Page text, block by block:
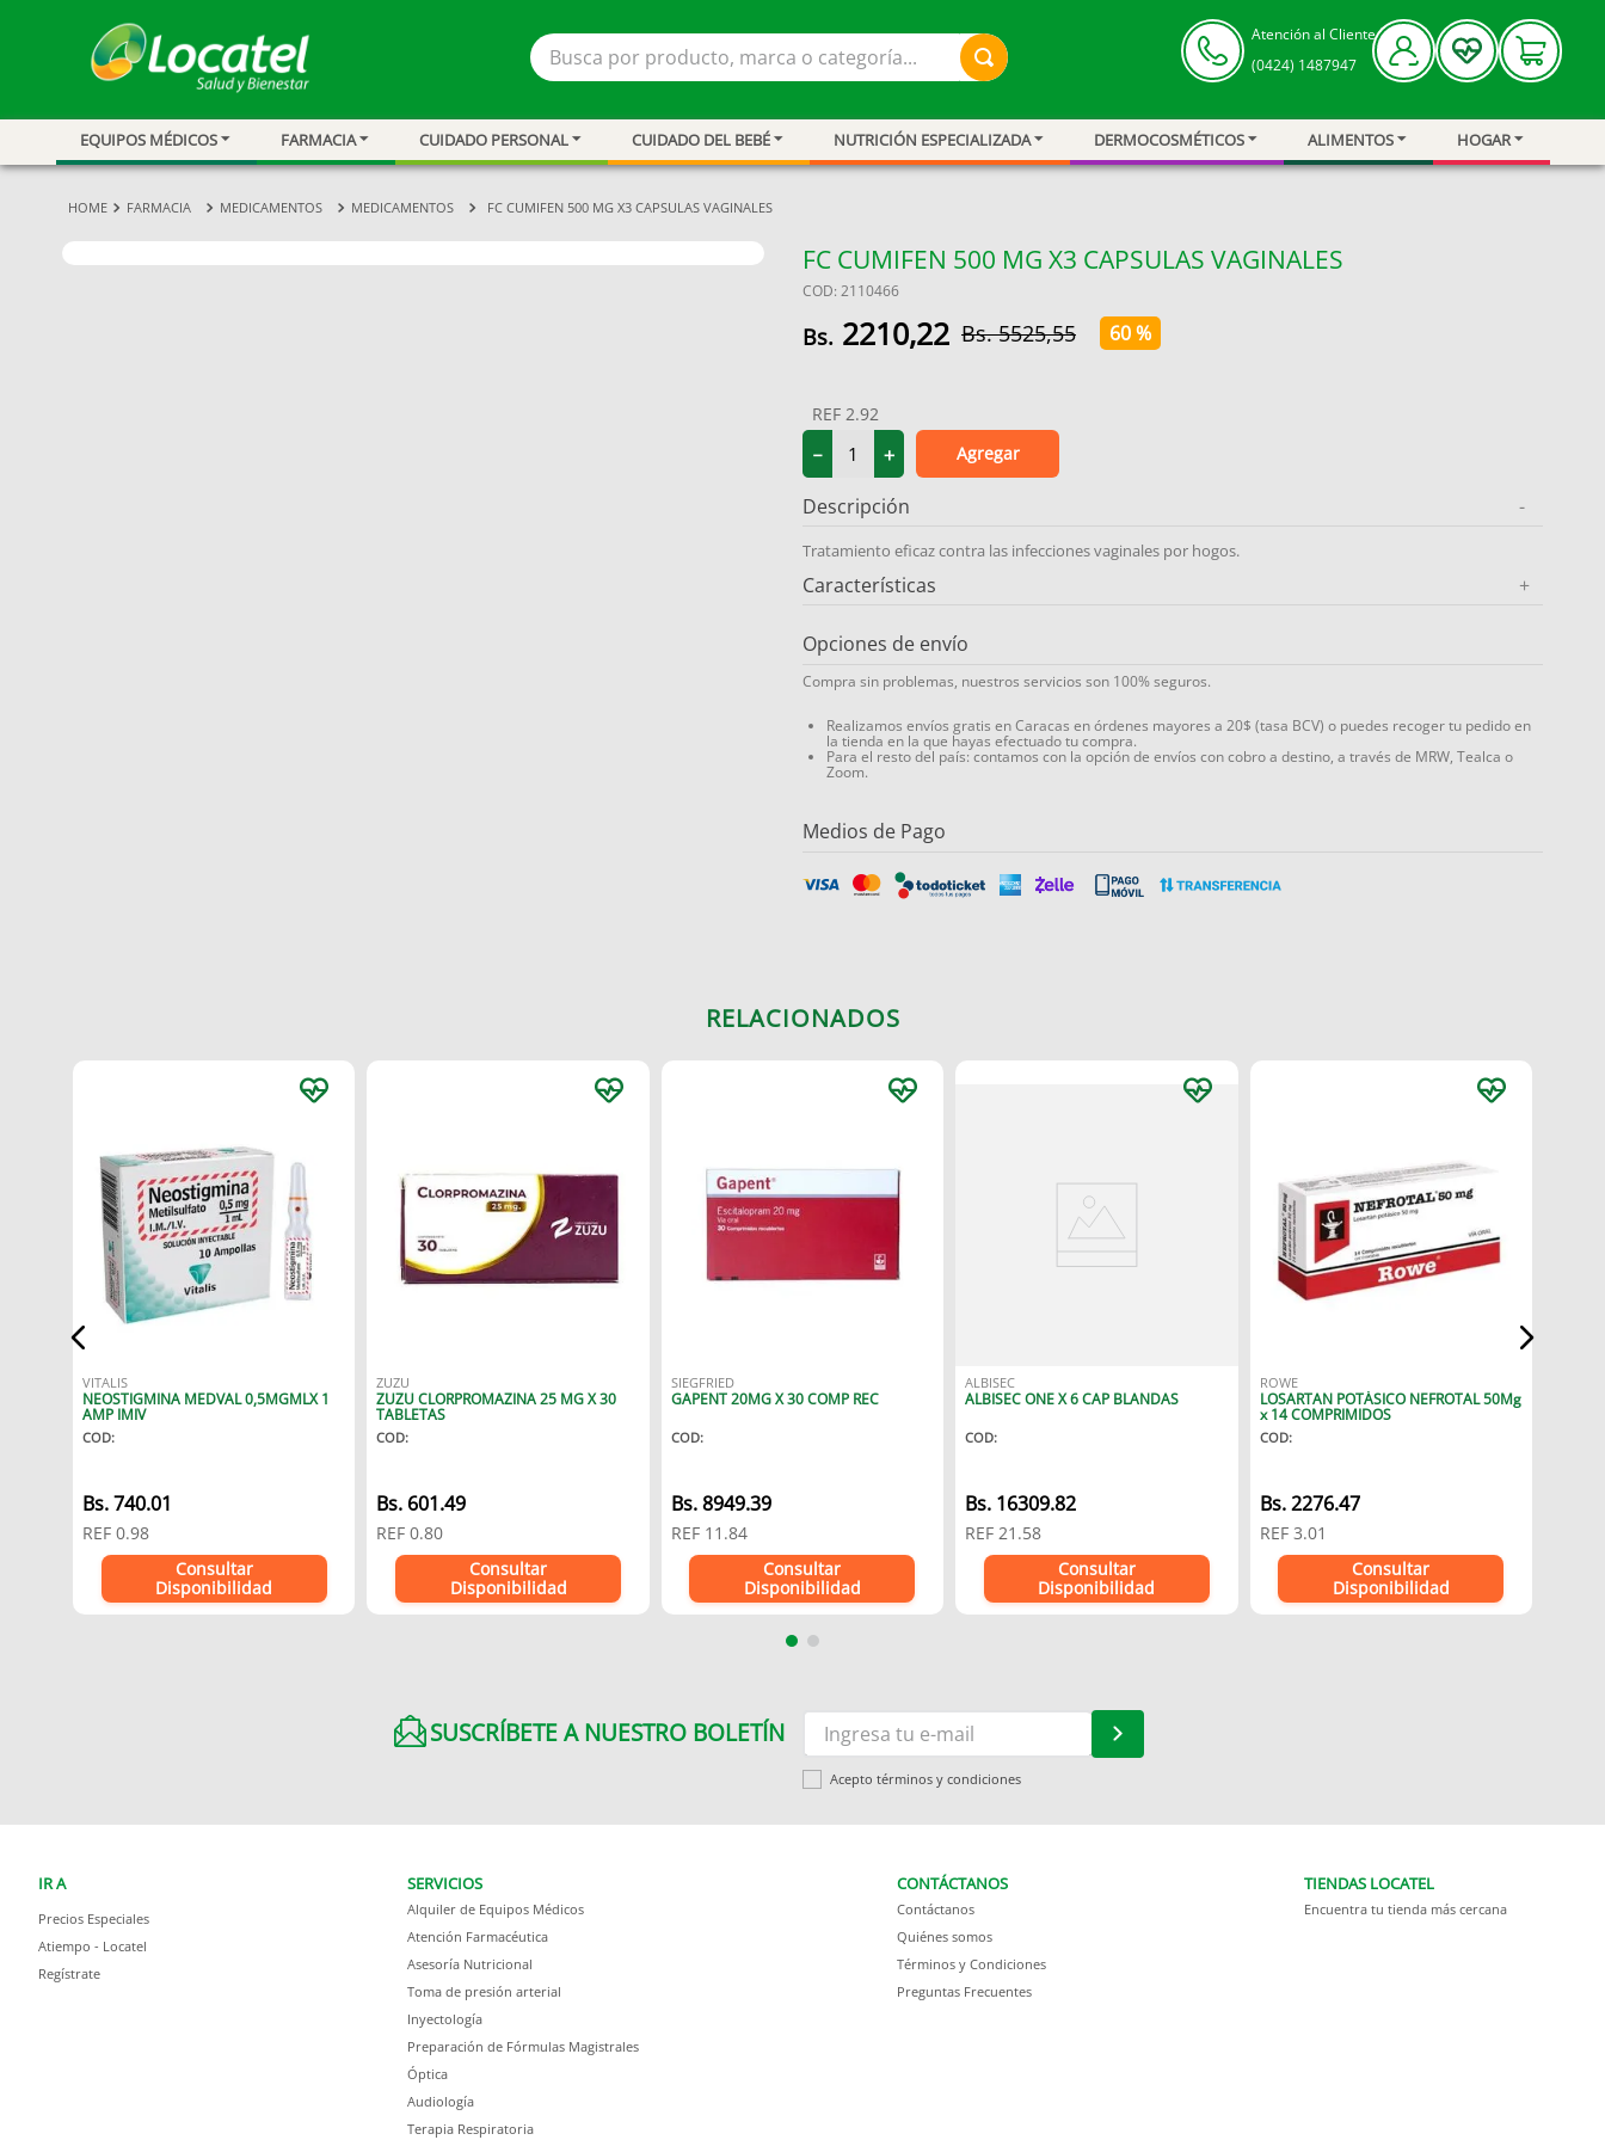
Busca por producto, marca o categoría...
Atención al Cliente
(0424) 1487947
EQUIPOS MÉDICOS FARMACIA CUIDADO PERSONAL CUIDADO DEL BEBÉ NUTRICIÓN ESPECIALIZADA DERMOCOSMÉTICOS ALIMENTOS HOGAR
FARMACIA MEDICAMENTOS MEDICAMENTOS FC CUMIFEN 500 MG X3 CAPSULAS VAGINALES
FC CUMIFEN 500 MG X3 CAPSULAS VAGINALES
COD: 2110466
2210,22 5525,55 60 %
REF 2.92
＋
－ Agregar
Descripción -
Tratamiento eficaz contra las infecciones vaginales por hogos.
Características +
Opciones de envío
Compra sin problemas, nuestros servicios son 100% seguros.
Realizamos envíos gratis en Caracas en órdenes mayores a 20$ (tasa BCV) o puedes recoger tu pedido en
la tienda en la que hayas efectuado tu compra.
Para el resto del país: contamos con la opción de envíos con cobro a destino, a través de MRW, Tealca o
Zoom.
Medios de Pago
RELACIONADOS
VITALIS
NEOSTIGMINA MEDVAL 0,5MGMLX 1
AMP IMIV
COD:
Bs.740.01
REF 0.98
Consultar
Disponibilidad
ZUZU
ZUZU CLORPROMAZINA 25 MG X 30
TABLETAS
COD:
Bs. 601.49
REF0.80
Consultar
Disponibilidad
SIEGFRIED
GAPENT 20MG X 30 COMP REC
COD:
Bs.8949.39
REF 11.84
Consultar
Disponibilidad
ALBISEC
ALBISEC ONE X 6 CAP BLANDAS
COD:
Bs. 16309.82
REF21.58
Consultar
Disponibilidad
ROWE
LOSARTAN POTÁSICO NEFROTAL 50Mg
x 14 COMPRIMIDOS
COD:
Bs.2276.47
REF 3.01
Consultar
Disponibilidad
SUSCRÍBETE A NUESTRO BOLETÍN
Acepto términos y condiciones
IR A
Precios Especiales
Atiempo - Locatel
Regístrate
SERVICIOS
Alquiler de Equipos Médicos
Atención Farmacéutica
Asesoría Nutricional
Toma de presión arterial
Inyectología
Preparación de Fórmulas Magistrales
Óptica
Audiología
Terapia Respiratoria
CONTÁCTANOS
Contáctanos
Quiénes somos
Términos y Condiciones
Preguntas Frecuentes
TIENDAS LOCATEL
Encuentra tu tienda más cercana
3.
tensiometro